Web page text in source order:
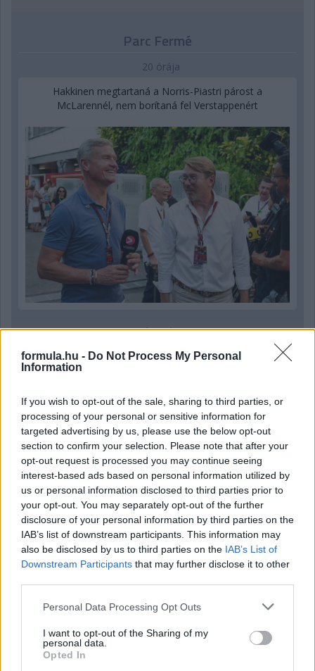
formula.hu - Do Not Process My Personal
Information
If you wish to opt-out of the sale, sharing to third parties, or
processing of your personal or sensitive information for
targeted advertising by us, please use the below opt-out
section to confirm your selection. Please note that after your
opt-out request is processed you may continue seeing
interest-based ads based on personal information utilized by
us or personal information disclosed to third parties prior to
your opt-out. You may separately opt-out of the further
disclosure of your personal information by third parties on the
IAB’s list of downstream participants. This information may
also be disclosed by us to third parties on the IAB’s List of
Downstream Participants that may further disclose it to other
Please note that this website/app uses one or more Google
not limited to your visit or usage behaviour. You may click to
grant or deny consent to Google and its third-party tags to
use your data for below specified purposes in below Google
Personal Data Processing Opt Outs
I want to opt-out of the Sharing of my
personal data.
Opted In
Parc Fermé
20 órája
Hakkinen megtartaná a Norris-Piastri párost a
McLarennél, nem borítaná fel Verstappenért
1 napja
Megvan, mikor kezdődik az F1-es Bahreini Nagydíj
szerint